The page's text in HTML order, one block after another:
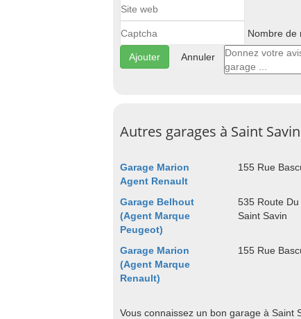
Nombre de
Annuler
Autres garages à Saint
Garage Marion
Agent Renault
155 Rue
Garage Belhout
(Agent Marque
Peugeot)
535 Route
Saint Savin
Garage Marion
(Agent Marque
Renault)
155 Rue
Vous connaissez un bon garage à Saint